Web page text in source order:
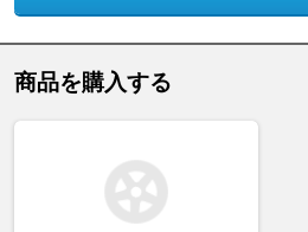
商品を購入する